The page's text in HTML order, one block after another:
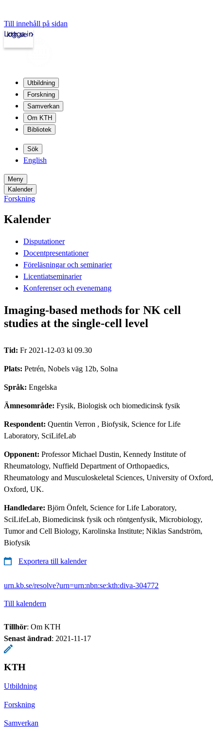
Till innehåll på sidan
kth.se
Logga in
Utbildning
Forskning
Samverkan
Om KTH
Bibliotek
Sök
English
Meny
Kalender
Forskning
Kalender
Disputationer
Docentpresentationer
Föreläsningar och seminarier
Licentiatseminarier
Konferenser och evenemang
Imaging-based methods for NK cell
studies at the single-cell level
Tid: Fr 2021-12-03 kl 09.30
Plats: Petrén, Nobels väg 12b, Solna
Språk: Engelska
Ämnesområde: Fysik, Biologisk och biomedicinsk fysik
Respondent: Quentin Verron , Biofysik, Science for Life
Laboratory, SciLifeLab
Opponent: Professor Michael Dustin, Kennedy Institute of
Rheumatology, Nuffield Department of Orthopaedics,
Rheumatology and Musculoskeletal Sciences, University of Oxford,
Oxford, UK.
Handledare: Björn Önfelt, Science for Life Laboratory,
SciLifeLab, Biomedicinsk fysik och röntgenfysik, Microbiology,
Tumor and Cell Biology, Karolinska Institute; Niklas Sandström,
Biofysik
Exportera till kalender
urn.kb.se/resolve?urn=urn:nbn:se:kth:diva-304772
Till kalendern
Tillhör: Om KTH
Senast ändrad: 2021-11-17
KTH
Utbildning
Forskning
Samverkan